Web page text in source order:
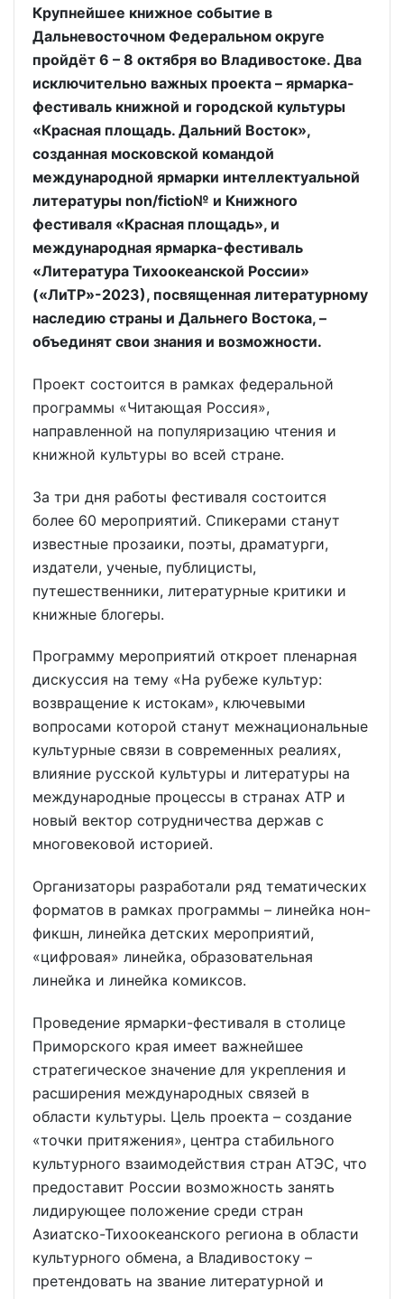
Крупнейшее книжное событие в
Дальневосточном Федеральном округе
пройдёт 6 – 8 октября во Владивостоке. Два
исключительно важных проекта – ярмарка-
фестиваль книжной и городской культуры
«Красная площадь. Дальний Восток»,
созданная московской командой
международной ярмарки интеллектуальной
литературы non/fictio№ и Книжного
фестиваля «Красная площадь», и
международная ярмарка-фестиваль
«Литература Тихоокеанской России»
(«ЛиТР»-2023), посвященная литературному
наследию страны и Дальнего Востока, –
объединят свои знания и возможности.
Проект состоится в рамках федеральной
программы «Читающая Россия»,
направленной на популяризацию чтения и
книжной культуры во всей стране.
За три дня работы фестиваля состоится
более 60 мероприятий. Спикерами станут
известные прозаики, поэты, драматурги,
издатели, ученые, публицисты,
путешественники, литературные критики и
книжные блогеры.
Программу мероприятий откроет пленарная
дискуссия на тему «На рубеже культур:
возвращение к истокам», ключевыми
вопросами которой станут межнациональные
культурные связи в современных реалиях,
влияние русской культуры и литературы на
международные процессы в странах АТР и
новый вектор сотрудничества держав с
многовековой историей.
Организаторы разработали ряд тематических
форматов в рамках программы – линейка нон-
фикшн, линейка детских мероприятий,
«цифровая» линейка, образовательная
линейка и линейка комиксов.
Проведение ярмарки-фестиваля в столице
Приморского края имеет важнейшее
стратегическое значение для укрепления и
расширения международных связей в
области культуры. Цель проекта – создание
«точки притяжения», центра стабильного
культурного взаимодействия стран АТЭС, что
предоставит России возможность занять
лидирующее положение среди стран
Азиатско-Тихоокеанского региона в области
культурного обмена, а Владивостоку –
претендовать на звание литературной и